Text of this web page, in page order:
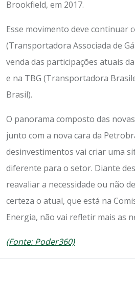
Brookfield, em 2017.
Esse movimento deve continuar
(Transportadora Associada de
venda das participações atuais
e na TBG (Transportadora
Brasil).
O panorama composto das
junto com a nova cara da
desinvestimentos vai criar uma
diferente para o setor. Diante
reavaliar a necessidade ou não
certeza o atual, que está na
Energia, não vai refletir mais as
(Fonte: Poder360)